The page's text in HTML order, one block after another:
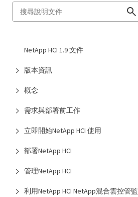
NetApp HCI 1.9 文件
版本資訊
概念
需求與部署前工作
立即開始NetApp HCI 使用
部署NetApp HCI
管理NetApp HCI
利用NetApp HCI NetApp混合雲控管監